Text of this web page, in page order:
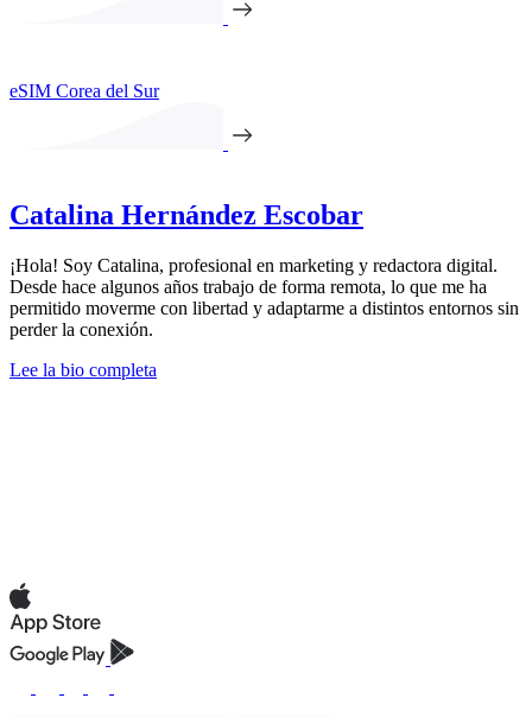
eSIM Corea del Sur
Catalina Hernández Escobar
¡Hola! Soy Catalina, profesional en marketing y redactora digital.
Desde hace algunos años trabajo de forma remota, lo que me ha
permitido moverme con libertad y adaptarme a distintos entornos sin
perder la conexión.
Lee la bio completa